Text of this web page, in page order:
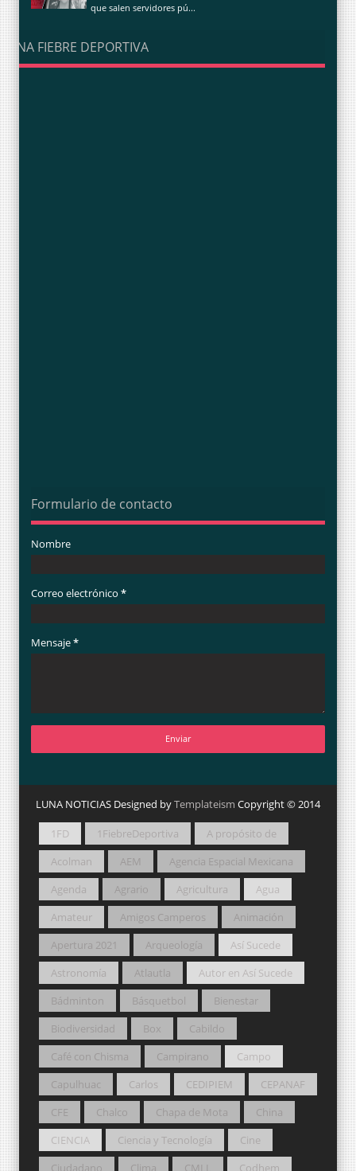
que salen servidores pú...
UNA FIEBRE DEPORTIVA
Formulario de contacto
Nombre
Correo electrónico *
Mensaje*
LUNA NOTICIAS Designed byTemplateism Copyright © 2014
1FD 1FiebreDeportiva
A propósito de
Acolman
AEM
Agencia Espacial Mexicana
Agenda
Agrario Agricultura
Agua
Amateur
Amigos Camperos
Animación
Apertura 2021
Arqueología
Así Sucede
Astronomía
Atlautla
Autor en Así Sucede
Bádminton
Básquetbol
Bienestar
Biodiversidad
Box
Cabildo
Café con Chisma
Campirano
Campo
Capulhuac
Carlos CEDIPIEM
CEPANAF
CFE
Chalco Chapa de Mota
China
CIENCIA
Ciencia y Tecnología
Cine
Ciudadano
Clima CMLL
Codhem